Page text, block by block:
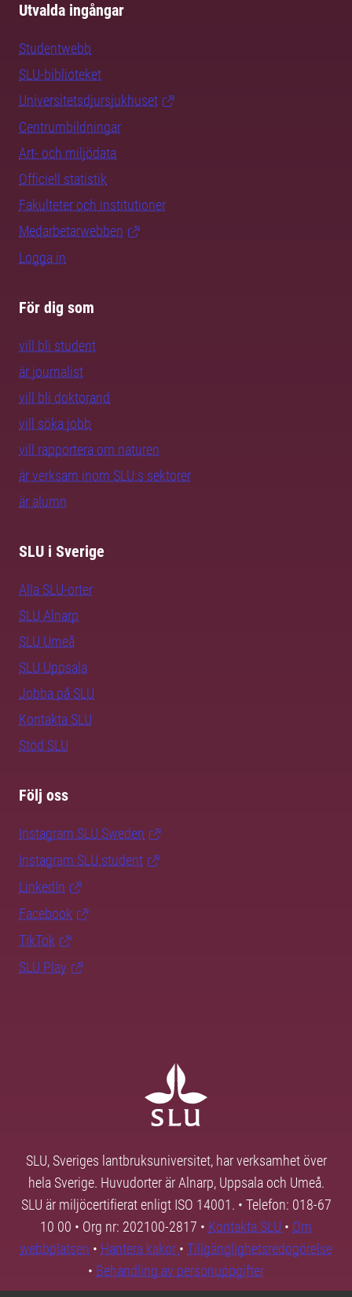
Utvalda ingångar
Studentwebb
SLU-biblioteket
Universitetsdjursjukhuset
Centrumbildningar
Art- och miljödata
Officiell statistik
Fakulteter och institutioner
Medarbetarwebben
Logga in
För dig som
vill bli student
är journalist
vill bli doktorand
vill söka jobb
vill rapportera om naturen
är verksam inom SLU:s sektorer
är alumn
SLU i Sverige
Alla SLU-orter
SLU Alnarp
SLU Umeå
SLU Uppsala
Jobba på SLU
Kontakta SLU
Stöd SLU
Följ oss
Instagram SLU.Sweden
Instagram SLU.student
LinkedIn
Facebook
TikTok
SLU Play
SLU, Sveriges lantbruksuniversitet, har verksamhet över
hela Sverige. Huvudorter är Alnarp, Uppsala och Umeå.
SLU är miljöcertifierat enligt ISO 14001. • Telefon: 018-67
10 00 • Org nr: 202100-2817 • Kontakta SLU • Om
webbplatsen • Hantera kakor • Tillgänglighetsredogörelse
• Behandling av personuppgifter